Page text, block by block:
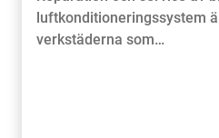
luftkonditioneringssystem
verkstäderna som…